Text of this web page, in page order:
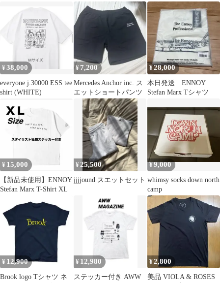
everyone エンノイ
¥38,000
everyone j.30000 ESS tee
shirt (WHITE)
¥7,200
Mercedes Anchor inc. ス
エットショートパンツ
¥28,000
本日発送 ENNOY
Stefan Marx Tシャツ
¥ 15,000
【新品未使用】ENNOY
Stefan Marx T-Shirt XL
¥ 25,500
jjjjound スエットセット
¥9,000
whimsy socks down north
camp
¥ 12,900
Brook logo Tシャツ ネ
¥ 12,980
ステッカー付き AWW
¥2,800
美品 VIOLA & ROSES